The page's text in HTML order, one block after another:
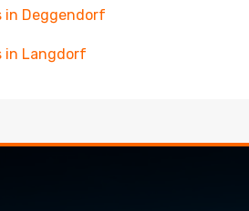
in Deggendorf
in Langdorf